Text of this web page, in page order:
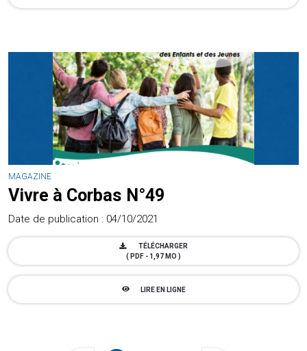
MAGAZINE
Vivre à Corbas N°49
Date de publication : 04/10/2021
TÉLÉCHARGER
( PDF - 1,97 MO )
LIRE EN LIGNE